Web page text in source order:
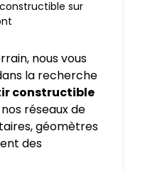
sur
nous vous
la recherche
constructible
réseaux de
géomètres
des